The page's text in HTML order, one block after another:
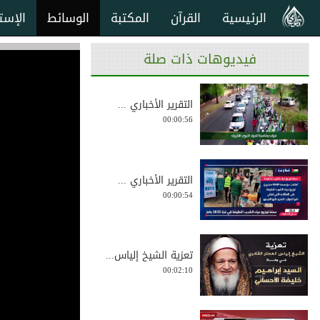
الوسائط المكتبة القرآن الرئيسية
فيديوهات ذات صلة
التقرير الأخباري ...
00:00:56
التقرير الأخباري ...
00:00:54
تعزية الشيخ إلياس...
00:02:10